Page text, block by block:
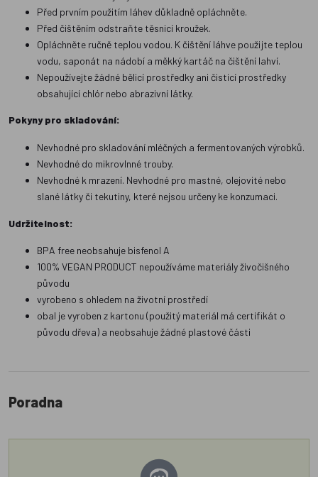
Před prvním použitím láhev důkladně opláchněte.
Před čištěním odstraňte těsnicí kroužek.
Opláchněte ručně teplou vodou. K čištění láhve použijte teplou
vodu, saponát na nádobí a měkký kartáč na čištění lahví.
Nepoužívejte žádné bělicí prostředky ani čisticí prostředky
obsahující chlór nebo abrazivní látky.
Pokyny pro skladování:
Nevhodné pro skladování mléčných a fermentovaných výrobků.
Nevhodné do mikrovlnné trouby.
Nevhodné k mrazení. Nevhodné pro mastné, olejovité nebo
slané látky či tekutiny, které nejsou určeny ke konzumaci.
Udržitelnost:
BPA free neobsahuje bisfenol A
100% VEGAN PRODUCT nepoužíváme materiály živočišného
původu
vyrobeno s ohledem na životní prostředí
obal je vyroben z kartonu (použitý materiál má certifikát o
původu dřeva) a neobsahuje žádné plastové části
Poradna